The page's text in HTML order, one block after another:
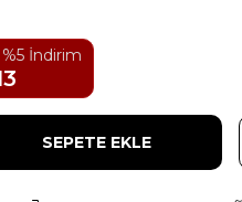
İndirim